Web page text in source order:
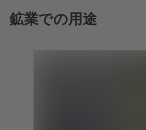
き
ま
鉱業での用途